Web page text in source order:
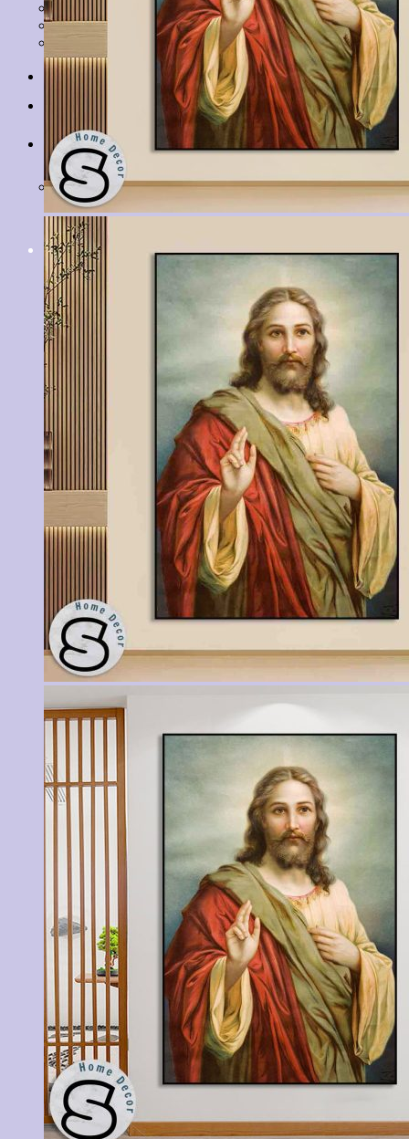
Tranh Cá Chép
Tranh Tĩnh Vật
Tranh Đồng Quê
Tranh Con Hổ
Tin tức
Giỏ hàng
Chưa có sản phẩm trong giỏ hàng.
kiếm: